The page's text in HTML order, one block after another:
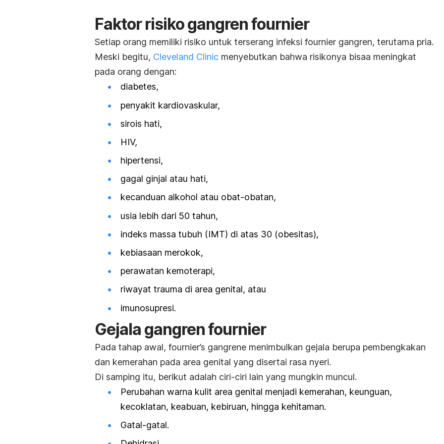
Faktor risiko gangren fournier
Setiap orang memiliki risiko untuk terserang infeksi fournier gangren, terutama pria.
Meski begitu, Cleveland Clinic menyebutkan bahwa risikonya bisaa meningkat
pada orang dengan:
diabetes,
penyakit kardiovaskular,
sirois hati,
HIV,
hipertensi,
gagal ginjal atau hati,
kecanduan alkohol atau obat-obatan,
usia lebih dari 50 tahun,
indeks massa tubuh (IMT) di atas 30 (obesitas),
kebiasaan merokok,
perawatan kemoterapi,
riwayat trauma di area genital, atau
imunosupresi.
Gejala gangren fournier
Pada tahap awal, fournier’s gangrene menimbulkan gejala berupa pembengkakan
dan kemerahan pada area genital yang disertai rasa nyeri.
Di samping itu, berikut adalah ciri-ciri lain yang mungkin muncul.
Perubahan warna kulit area genital menjadi kemerahan, keunguan,
kecoklatan, keabuan, kebiruan, hingga kehitaman.
Gatal-gatal.